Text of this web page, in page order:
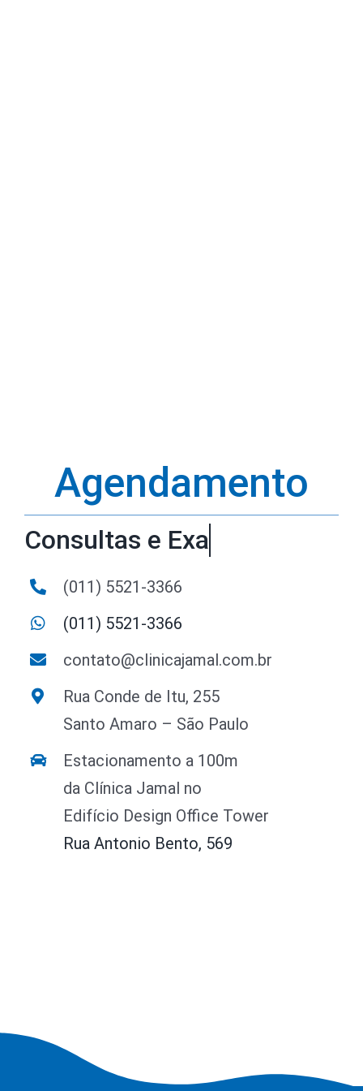
Agendamento
(011) 5521-3366
(011) 5521-3366
contato@clinicajamal.com.br
Rua Conde de Itu, 255
Santo Amaro – São Paulo
Estacionamento a 100m
da Clínica Jamal no
Edifício Design Office Tower
Rua Antonio Bento, 569